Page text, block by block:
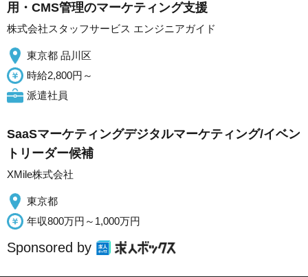
用・CMS管理のマーケティング支援
株式会社スタッフサービス エンジニアガイド
東京都 品川区
時給2,800円～
派遣社員
SaaSマーケティングデジタルマーケティング/イベン
トリーダー候補
XMile株式会社
東京都
年収800万円～1,000万円
Sponsored by